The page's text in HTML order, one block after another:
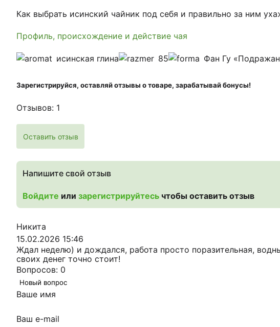
Как выбрать исинский чайник под себя и правильно за ним
Профиль, происхождение и действие чая
исинская глина 85 Фан Гу
Зарегистрируйся, оставляй отзывы о товаре, зарабатывай бонусы!
Отзывов: 1
Оставить отзыв
Напишите свой отзыв
Войдите или зарегистрируйтесь чтобы оставить отзыв
Никита
15.02.2026 15:46
Ждал неделю) и дождался, работа просто поразительная,
своих денег точно стоит!
Вопросов: 0
Новый вопрос
Ваше имя
Ваш e-mail